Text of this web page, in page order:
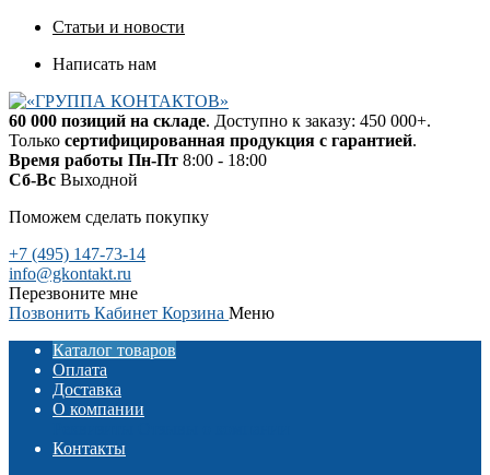
Статьи и новости
Написать нам
60 000 позиций на складе. Доступно к заказу: 450 000+.
Только сертифицированная продукция с гарантией.
Время работы Пн-Пт 8:00 - 18:00
Сб-Вс Выходной
Поможем сделать покупку
+7 (495) 147-73-14
info@gkontakt.ru
Перезвоните мне
Позвонить Кабинет Корзина Меню
Каталог товаров
Оплата
Доставка
О компании
Контакты